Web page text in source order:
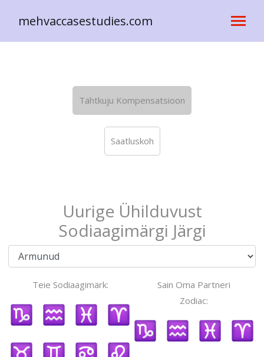
mehvaccasestudies.com
Tähtkuju Kompensatsioon
Saatluskoh
Uurige Ühilduvust
Sodiaagimärgi Järgi
Teie Sodiaagimärk:
Sain Oma Partneri
Zodiac: